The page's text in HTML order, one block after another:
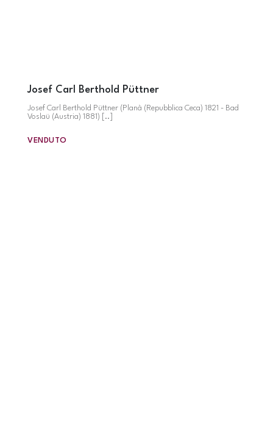
Josef Carl Berthold Püttner
Josef Carl Berthold Püttner (Planà (Repubblica Ceca) 1821 - Bad
Voslaü (Austria) 1881) [..]
VENDUTO